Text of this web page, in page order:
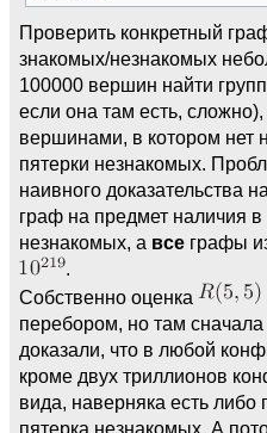
Проверить конкретный
знакомых/незнакомых
100000 вершин найти
если она там есть,
вершинами, в котором нет
пятерки незнакомых.
наивного доказательства
граф на предмет наличия
незнакомых, а все графы
.
Собственно оценка
перебором, но там
доказали, что в любой
кроме двух триллионов
вида, наверняка есть либо
пятерка незнакомых. А